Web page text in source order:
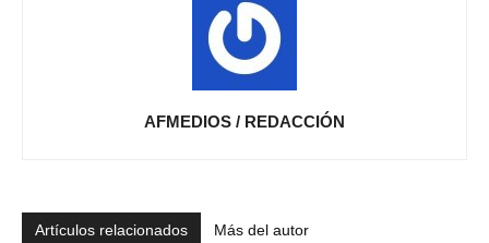
AFMEDIOS / REDACCIÓN
Artículos relacionados Más del autor